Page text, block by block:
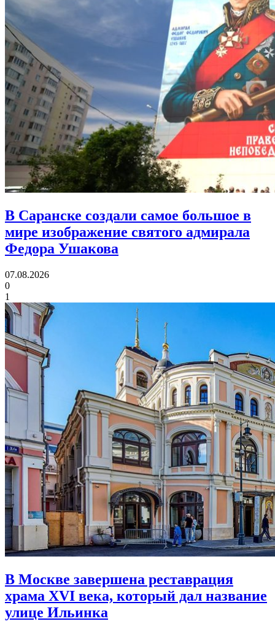
В Саранске создали самое большое в
мире изображение святого адмирала
Федора Ушакова
07.08.2026
0
1
В Москве завершена реставрация
храма XVI века, который дал название
улице Ильинка